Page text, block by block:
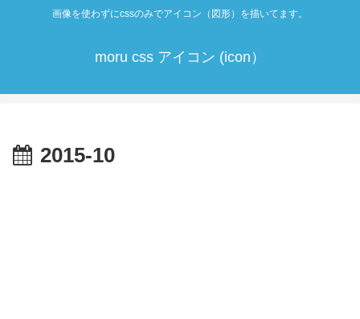
画像を使わずにcssのみでアイコン（図形）を描いてます。
moru css アイコン (icon）
2015-10